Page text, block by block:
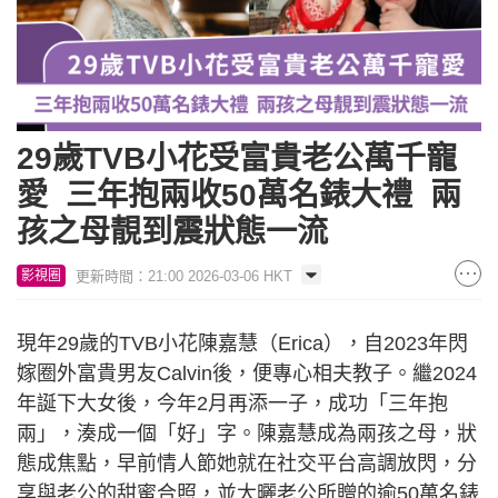
29歲TVB小花受富貴老公萬千寵
愛 三年抱兩收50萬名錶大禮 兩
孩之母靚到震狀態一流
影視圈 更新時間：21:00 2026-03-06 HKT
現年29歲的TVB小花陳嘉慧（Erica），自2023年閃
嫁圈外富貴男友Calvin後，便專心相夫教子。繼2024
年誕下大女後，今年2月再添一子，成功「三年抱
兩」，湊成一個「好」字。陳嘉慧成為兩孩之母，狀
態成焦點，早前情人節她就在社交平台高調放閃，分
享與老公的甜蜜合照，並大曬老公所贈的逾50萬名錶